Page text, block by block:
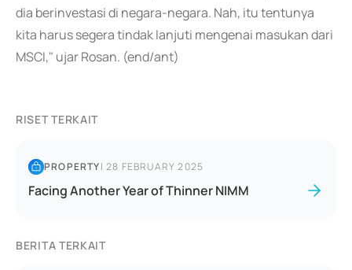
dia berinvestasi di negara-negara. Nah, itu tentunya
kita harus segera tindak lanjuti mengenai masukan dari
MSCI," ujar Rosan. (end/ant)
RISET TERKAIT
PROPERTY|28 FEBRUARY 2025
Facing Another Year of Thinner NIMM
BERITA TERKAIT